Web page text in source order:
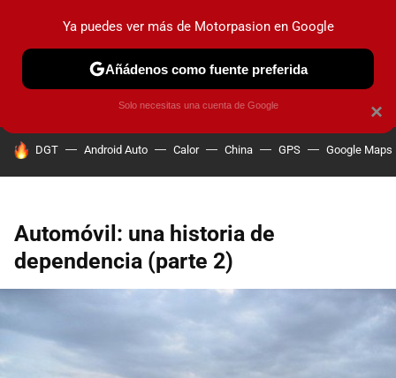
PRUEBAS COCHES ELÉCTRICOS OBSERVATORIO
HOY SE HABLA DE
DGT Android Auto Calor China GPS Google Maps
Automóvil: una historia de
dependencia (parte 2)
×
Ya puedes ver más de Motorpasion en Google
Añádenos como fuente preferida
Solo necesitas una cuenta de Google